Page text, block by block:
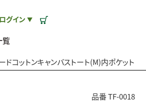
グイン ▼
覧
ドコットンキャンバストート(M)内ポケット
品番 TF-0018